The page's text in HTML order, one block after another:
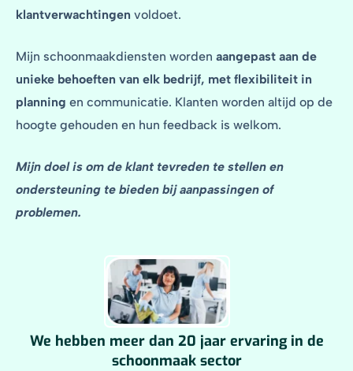
klantverwachtingen voldoet.
Mijn schoonmaakdiensten worden aangepast aan de
unieke behoeften van elk bedrijf, met flexibiliteit in
planning en communicatie. Klanten worden altijd op de
hoogte gehouden en hun feedback is welkom.
Mijn doel is om de klant tevreden te stellen en
ondersteuning te bieden bij aanpassingen of
problemen.
We hebben meer dan 20 jaar ervaring in de
schoonmaak sector